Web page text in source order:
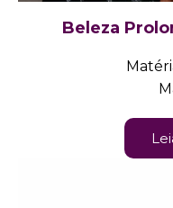
Beleza